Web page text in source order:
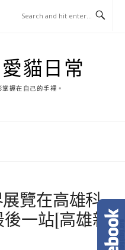
貓日常
握在自己的手裡。
覽在高雄科
一站[高雄親